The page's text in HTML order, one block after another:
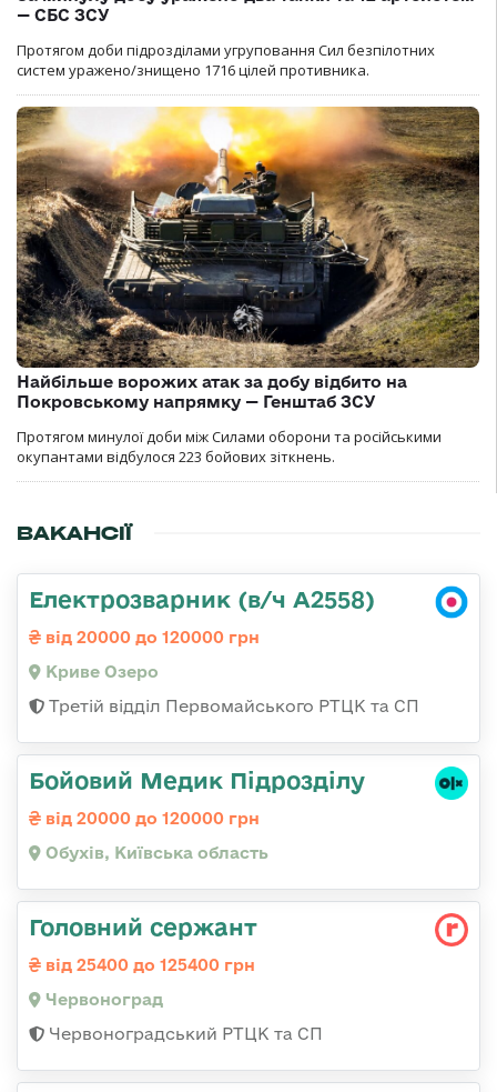
— СБС ЗСУ
Протягом доби підрозділами угруповання Сил безпілотних
систем уражено/знищено 1716 цілей противника.
Найбільше ворожих атак за добу відбито на
Покровському напрямку — Генштаб ЗСУ
Протягом минулої доби між Силами оборони та російськими
окупантами відбулося 223 бойових зіткнень.
ВАКАНСІЇ
Електрозварник (в/ч А2558)
від 20000 до 120000 грн
Криве Озеро
Третій відділ Первомайського РТЦК та СП
Бойовий Медик Підрозділу
від 20000 до 120000 грн
Обухів, Київська область
Головний сержант
від 25400 до 125400 грн
Червоноград
Червоноградський РТЦК та СП